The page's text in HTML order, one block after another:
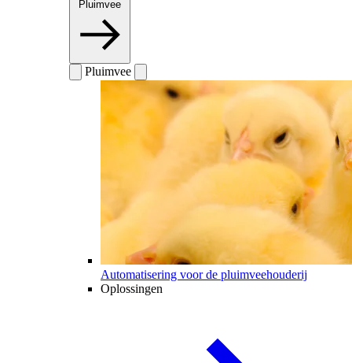
Pluimvee
Pluimvee
Automatisering voor de pluimveehouderij
Oplossingen